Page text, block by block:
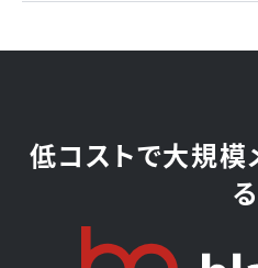
低コストで大規模
る